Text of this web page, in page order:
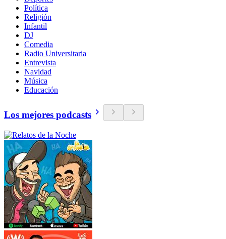
Política
Religión
Infantil
DJ
Comedia
Radio Universitaria
Entrevista
Navidad
Música
Educación
Los mejores podcasts